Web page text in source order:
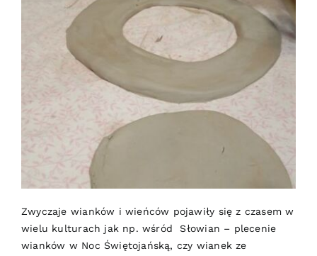
Zwyczaje wianków i wieńców pojawiły się z czasem w
wielu kulturach jak np. wśród Słowian – plecenie
wianków w Noc Świętojańską, czy wianek ze